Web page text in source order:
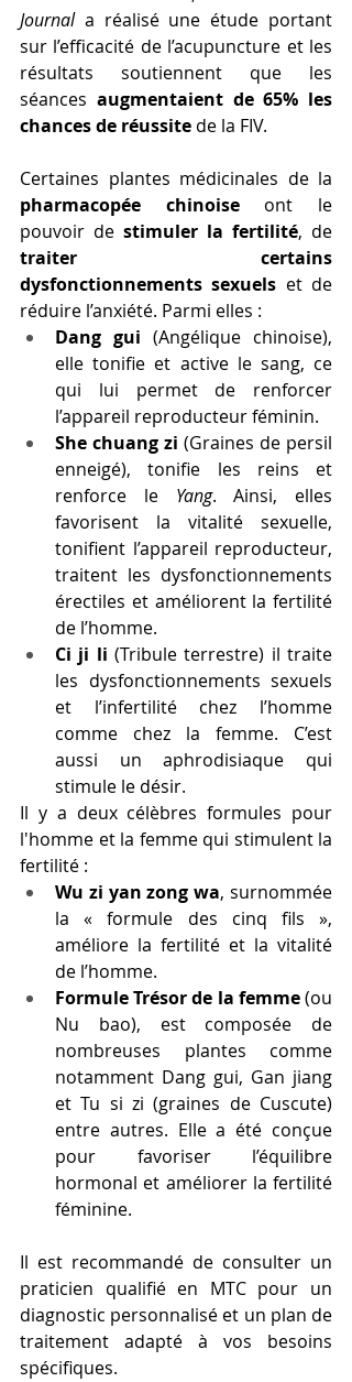
Journal a réalisé une étude portant
sur l’efficacité de l’acupuncture et les
résultats soutiennent que les
séances augmentaient de 65% les
chances de réussite de la FIV.
pharmacopée chinoise ont le
pouvoir de stimuler la fertilité
traiter certains
dysfonctionnements sexuels et de
réduire l’anxiété. Parmi elles :
Dang gui (Angélique chinoise),
elle tonifie et active le sang, ce
qui lui permet de renforcer
l’appareil reproducteur féminin.
She chuang zi (Graines de persil
enneigé), tonifie les reins et
renforce le Yang. Ainsi, elles
favorisent la vitalité sexuelle,
tonifient l’appareil reproducteur,
traitent les dysfonctionnements
érectiles et améliorent la fertilité
de l’homme.
Ci ji li (Tribule terrestre) il traite
les dysfonctionnements sexuels
et l’infertilité chez l’homme
comme chez la femme. C’est
aussi un aphrodisiaque qui
stimule le désir.
Il y a deux célèbres formules pour
l'homme et la femme qui stimulent la
fertilité :
Wu zi yan zong wa, surnommée
la « formule des cinq fils »,
améliore la fertilité et la vitalité
de l’homme.
Formule Trésor de la femme (ou
Nu bao), est composée de
nombreuses plantes comme
notamment Dang gui, Gan jiang
et Tu si zi (graines de Cuscute)
entre autres. Elle a été conçue
pour favoriser l’équilibre
hormonal et améliorer la fertilité
féminine.
Il est recommandé de consulter un
praticien qualifié en MTC pour un
diagnostic personnalisé et un plan de
traitement adapté à vos besoins
spécifiques.